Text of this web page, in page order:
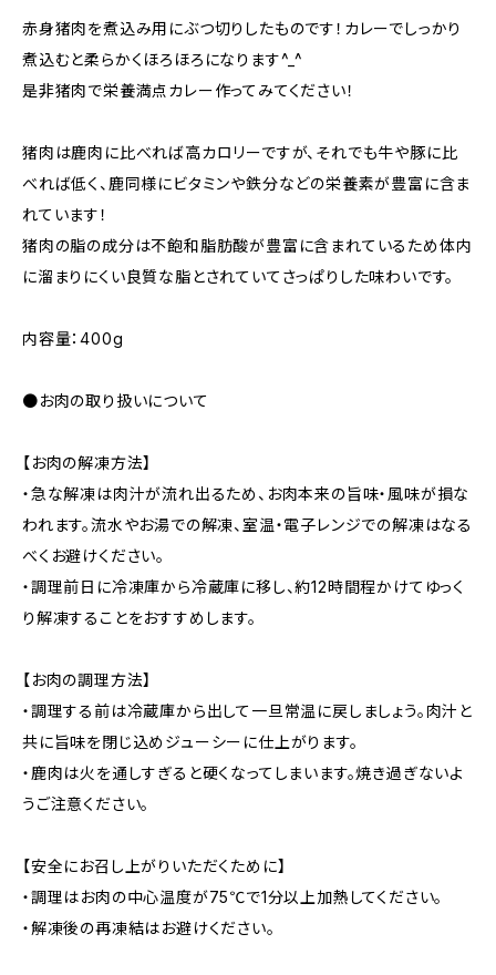
赤身猪肉を煮込み用にぶつ切りしたものです！カレーでしっかり
煮込むと柔らかくほろほろになります^_^
是非猪肉で栄養満点カレー作ってみてください！
猪肉は鹿肉に比べれば高カロリーですが、それでも牛や豚に比
べれば低く、鹿同様にビタミンや鉄分などの栄養素が豊富に含ま
れています！
猪肉の脂の成分は不飽和脂肪酸が豊富に含まれているため体内
に溜まりにくい良質な脂とされていてさっぱりした味わいです。
内容量：400g
●お肉の取り扱いについて
【お肉の解凍方法】
・急な解凍は肉汁が流れ出るため、お肉本来の旨味・風味が損な
われます。流水やお湯での解凍、室温・電子レンジでの解凍はなる
べくお避けください。
・調理前日に冷凍庫から冷蔵庫に移し、約12時間程かけてゆっく
り解凍することをおすすめします。
【お肉の調理方法】
・調理する前は冷蔵庫から出して一旦常温に戻しましょう。肉汁と
共に旨味を閉じ込めジューシーに仕上がります。
・鹿肉は火を通しすぎると硬くなってしまいます。焼き過ぎないよ
うご注意ください。
【安全にお召し上がりいただくために】
・調理はお肉の中心温度が75℃で1分以上加熱してください。
・解凍後の再凍結はお避けください。